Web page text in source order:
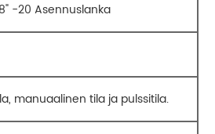
-20 Asennuslanka
manuaalinen tila ja pulssitila.